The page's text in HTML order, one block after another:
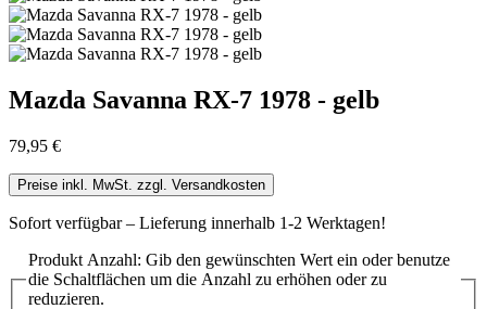
Mazda Savanna RX-7 1978 - gelb
79,95 €
Preise inkl. MwSt. zzgl. Versandkosten
Sofort verfügbar – Lieferung innerhalb 1-2 Werktagen!
Produkt Anzahl: Gib den gewünschten Wert ein oder benutze
die Schaltflächen um die Anzahl zu erhöhen oder zu
reduzieren.